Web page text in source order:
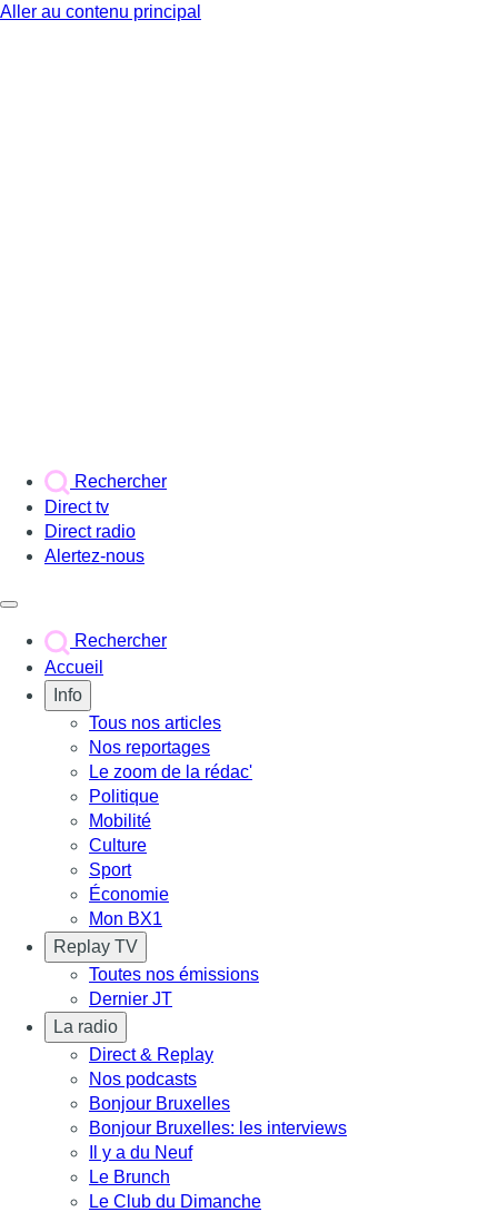
Aller au contenu principal
Rechercher
Direct tv
Direct radio
Alertez-nous
Rechercher
Accueil
Info
Tous nos articles
Nos reportages
Le zoom de la rédac'
Politique
Mobilité
Culture
Sport
Économie
Mon BX1
Replay TV
Toutes nos émissions
Dernier JT
La radio
Direct & Replay
Nos podcasts
Bonjour Bruxelles
Bonjour Bruxelles: les interviews
Il y a du Neuf
Le Brunch
Le Club du Dimanche